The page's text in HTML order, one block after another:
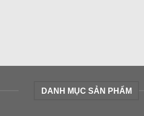
DANH MỤC SẢN PHẨM